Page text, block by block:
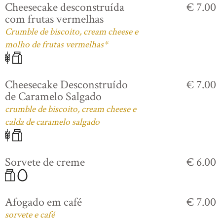
Cheesecake desconstruída
com frutas vermelhas
Crumble de biscoito, cream cheese e
molho de frutas vermelhas*
€ 7.00
Cheesecake Desconstruído
de Caramelo Salgado
crumble de biscoito, cream cheese e
calda de caramelo salgado
€ 7.00
Sorvete de creme € 6.00
Afogado em café
sorvete e café
€ 7.00